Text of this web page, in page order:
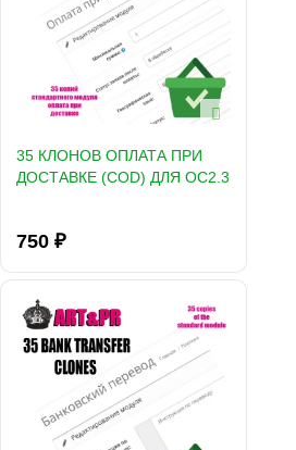
35 КЛОНОВ ОПЛАТА ПРИ
ДОСТАВКЕ (COD) ДЛЯ OC2.3
750 ₽